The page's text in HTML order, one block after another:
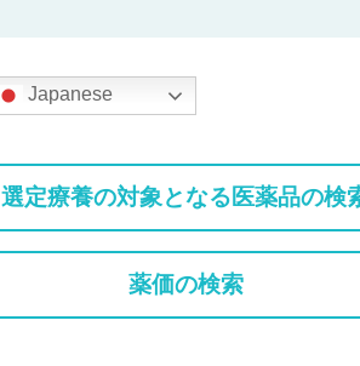
Japanese
選定療養の対象となる医薬品の検
薬価の検索